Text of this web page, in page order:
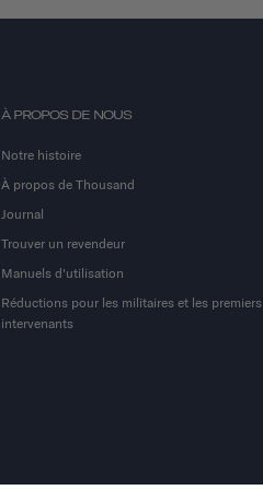
À PROPOS DE NOUS
Notre histoire
À propos de Thousand
Journal
Trouver un revendeur
Manuels d'utilisation
Réductions pour les militaires et les premiers
intervenants